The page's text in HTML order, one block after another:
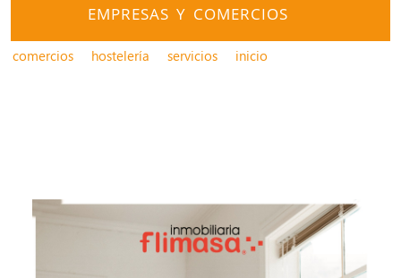
EMPRESAS Y COMERCIOS
comercios hostelería servicios inicio